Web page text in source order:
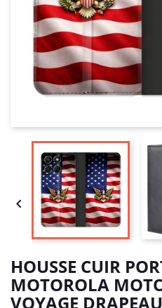

HOUSSE CUIR
MOTOROLA
VOYAGE